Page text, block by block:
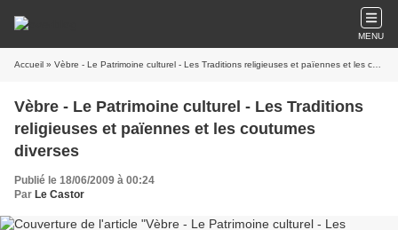
MENU
Accueil » Vèbre - Le Patrimoine culturel - Les Traditions religieuses et païennes et les coutumes diverses
Vèbre - Le Patrimoine culturel - Les Traditions
religieuses et païennes et les coutumes
diverses
Publié le 18/06/2009 à 00:24
Par Le Castor